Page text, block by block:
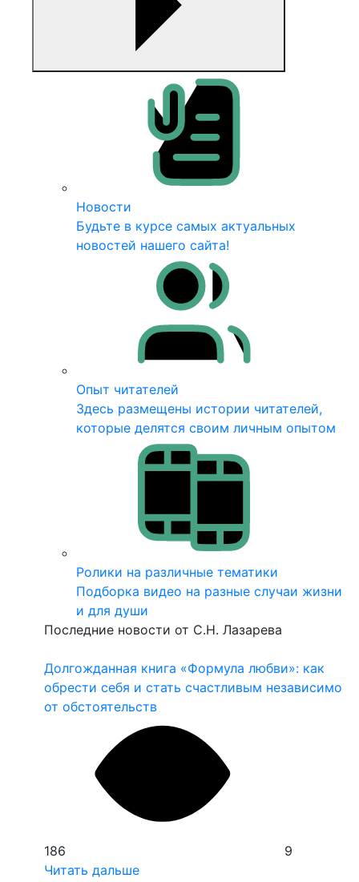
Новости
Будьте в курсе самых актуальных
новостей нашего сайта!
Опыт читателей
Здесь размещены истории читателей,
которые делятся своим личным опытом
Ролики на различные тематики
Подборка видео на разные случаи жизни
и для души
Последние новости от С.Н. Лазарева
Долгожданная книга «Формула любви»: как
обрести себя и стать счастливым независимо
от обстоятельств
186
9
Читать дальше